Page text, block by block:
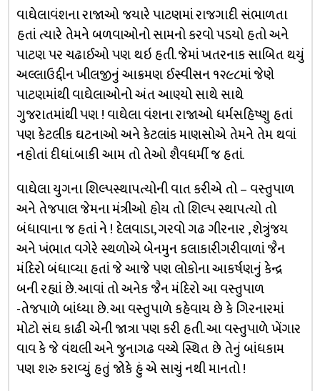
વાઘેલાવંશના રાજાઓ જયારે પાટણમાં રાજગાદી સંભાળતા
હતાં ત્યારે તેમને બળવાઓનો સામનો કરવો પડયો હતો અને
પાટણ પર ચઢાઈઓ પણ થઇ હતી. જેમાં ખતરનાક સાબિત થયું
અલ્લાઉદ્દીન ખીલજીનું આક્રમણ ઈસ્વીસન ૧૨૯૮માં જેણે
પાટણમાંથી વાઘેલાઓનો અંત આણ્યો સાથે સાથે
ગુજરાતમાંથી પણ ! વાઘેલા વંશના રાજાઓ ધર્મસહિષ્ણુ હતાં
પણ કેટલીક ઘટનાઓ અને કેટલાંક માણસોએ તેમને તેમ થવાં
નહોતાં દીધાં.બાકી આમ તો તેઓ શૈવધર્મી જ હતાં.
વાઘેલા યુગના શિલ્પસ્થાપત્યોની વાત કરીએ તો – વસ્તુપાળ
અને તેજપાલ જેમના મંત્રીઓ હોય તો શિલ્પ સ્થાપત્યો તો
બંધાવાના જ હતાં ને ! દેલવાડા, ગરવો ગઢ ગીરનાર , શેત્રુંજય
અને ખંભાત વગેરે સ્થળોએ બેનમુન કલાકારીગરીવાળાં જૈન
મંદિરો બંધાવ્યા હતાં જે આજે પણ લોકોના આકર્ષણનું કેન્દ્ર
બની રહ્યાં છે. આવાં તો અનેક જૈન મંદિરો આ વસ્તુપાળ
-તેજપાળે બાંધ્યા છે. આ વસ્તુપાળે કહેવાય છે કે ગિરનારમાં
મોટો સંઘ કાઢી એની જાત્રા પણ કરી હતી. આ વસ્તુપાળે ખેંગાર
વાવ કે જે વંથલી અને જુનાગઢ વચ્ચે સ્થિત છે તેનું બાંધકામ
પણ શરુ કરાવ્યું હતું જોકે હું એ સાચું નથી માનતો !